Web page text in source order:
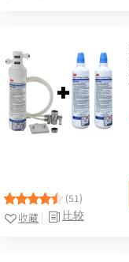
(51)
比较
收藏